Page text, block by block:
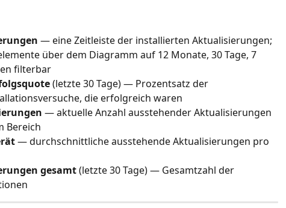
— eine Zeitleiste der installierten Aktualisierungen;
über dem Diagramm auf 12 Monate, 30 Tage, 7
filterbar
(letzte 30 Tage) — Prozentsatz der
die erfolgreich waren
— aktuelle Anzahl ausstehender Aktualisierungen
Bereich
— durchschnittliche ausstehende Aktualisierungen pro
gesamt (letzte 30 Tage) — Gesamtzahl der